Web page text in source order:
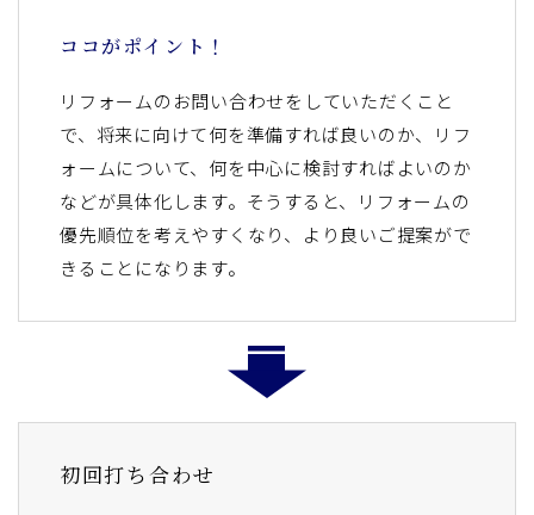
ココがポイント！
リフォームのお問い合わせをしていただくこと
で、将来に向けて何を準備すれば良いのか、リフ
ォームについて、何を中心に検討すればよいのか
などが具体化します。そうすると、リフォームの
優先順位を考えやすくなり、より良いご提案がで
きることになります。
初回打ち合わせ